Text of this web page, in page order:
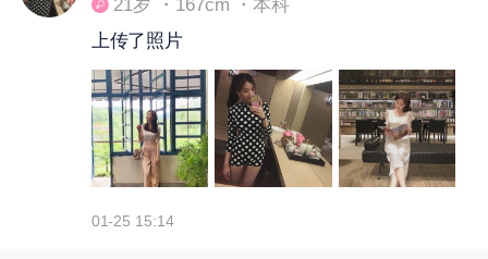
21岁 ・167cm ・本科
上传了照片
01-25 15:14